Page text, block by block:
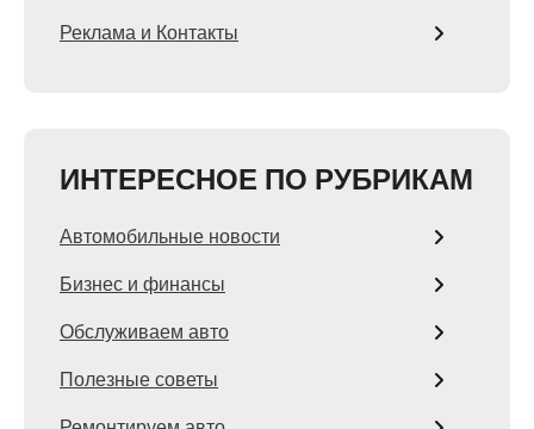
Реклама и Контакты
ИНТЕРЕСНОЕ ПО РУБРИКАМ
Автомобильные новости
Бизнес и финансы
Обслуживаем авто
Полезные советы